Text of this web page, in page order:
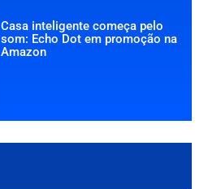
Casa inteligente começa pelo
som: Echo Dot em promoção na
Amazon